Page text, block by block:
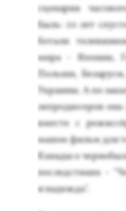
сце­нария
быль: 10 лет
бота­ли
ми­ра - Япо­нии,
Поль­ши,
Ук­ра­ины. А по
леп­ро­дюсе­ров она
вмес­те с
маном фильм для
Ка­нады о
пос­ледс­тви­ях -
и на­деж­да".